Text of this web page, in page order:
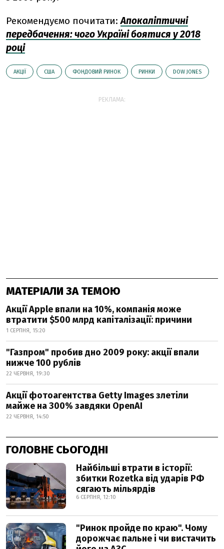
Рекомендуємо почитати:Апокаліптичні
передбачення: чого Україні боятися у 2018
році
АКЦІЇ США ФОНДОВИЙ РИНОК РИНКИ DOW JONES
РЕКЛАМА:
МАТЕРІАЛИ ЗА ТЕМОЮ
Акції Apple впали на 10%, компанія може
втратити $500 млрд капіталізації: причини
1 СЕРПНЯ, 15:20
"Газпром" пробив дно 2009 року: акції впали
нижче 100 рублів
22 ЧЕРВНЯ, 19:30
Акції фотоагентства Getty Images злетіли
майже на 300% завдяки OpenAI
22 ЧЕРВНЯ, 14:50
ГОЛОВНЕ СЬОГОДНІ
Найбільші втрати в історії:
збитки Rozetka від ударів РФ
сягають мільярдів
6 СЕРПНЯ, 12:10
"Ринок пройде по краю". Чому
дорожчає пальне і чи вистачить